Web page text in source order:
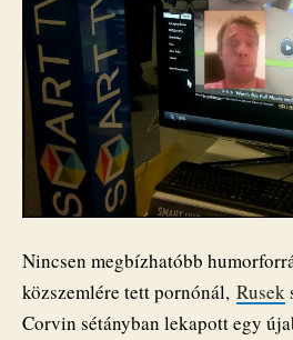
Nincsen megbízhatóbb
közszemlére tett pornónál, Rusek
Corvin sétányban lekapott egy